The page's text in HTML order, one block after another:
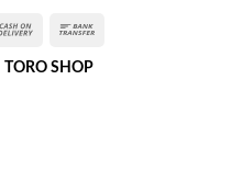
TORO SHOP